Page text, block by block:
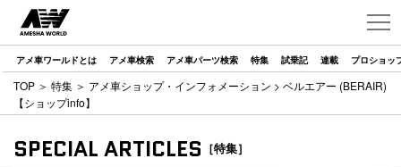
アメ車ワールドとは アメ車検索 アメ車パーツ検索 特集 試乗記 連載 プロショッ
TOP ＞ 特集 ＞ アメ車ショップ・インフォメーション > ベルエアー (BERAIR)
【ショップinfo】
SPECIAL ARTICLES ［特集］